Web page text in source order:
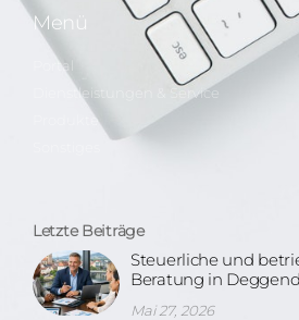
Menü
Portal
Dienstleistungen & Service
Produkte
Letzte Beiträge
Steuerliche und
Beratung in
Mai 27, 2026